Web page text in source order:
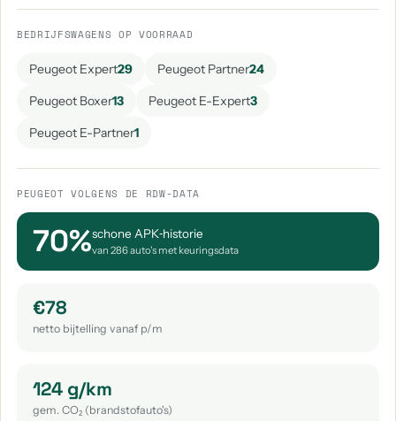
BEDRIJFSWAGENS OP VOORRAAD
Peugeot Expert29 Peugeot Partner24
Peugeot Boxer13 Peugeot E-Expert3
Peugeot E-Partner1
PEUGEOT VOLGENS DE RDW-DATA
70%schone APK‑historie
van 286 auto's met keuringsdata
€78
netto bijtelling vanaf p/m
124 g/km
gem. CO₂ (brandstofauto's)